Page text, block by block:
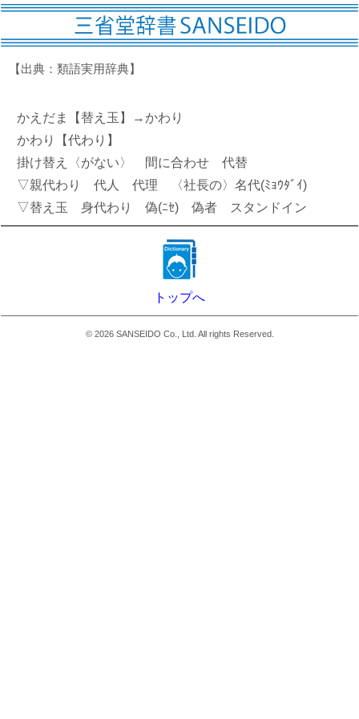
【出典：類語実用辞典】
かえだま【替え玉】→かわり
かわり【代わり】
掛け替え〈がない〉 間に合わせ 代替
▽親代わり 代人 代理 〈社長の〉名代(ﾐｮｳﾀﾞｲ)
▽替え玉 身代わり 偽(ﾆｾ) 偽者 スタンドイン
トップへ
© 2026SANSEIDO Co., Ltd. All rights Reserved.